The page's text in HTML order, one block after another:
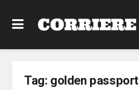
Tag: golden passport